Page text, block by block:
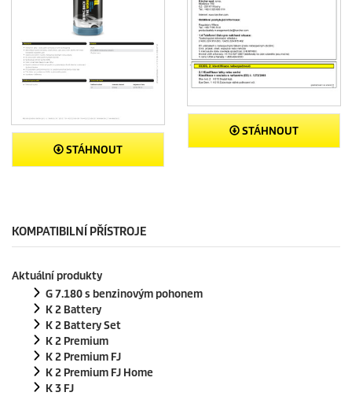
STÁHNOUT
STÁHNOUT
KOMPATIBILNÍ PŘÍSTROJE
Aktuální produkty
G 7.180 s benzinovým pohonem
K 2 Battery
K 2 Battery Set
K 2 Premium
K 2 Premium FJ
K 2 Premium FJ Home
K 3 FJ